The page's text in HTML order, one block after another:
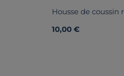
Housse de coussin
10,00 €